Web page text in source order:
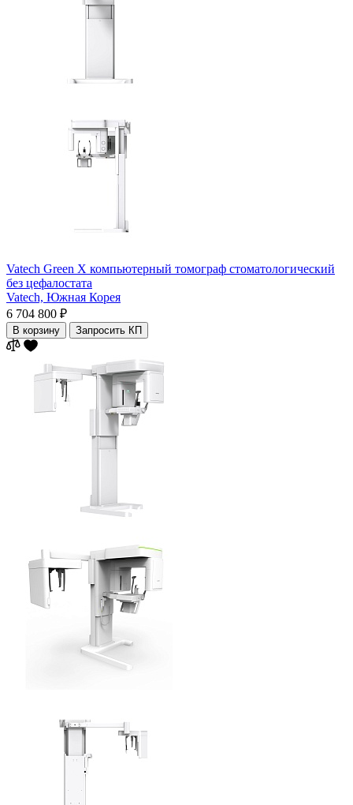
Vatech Green X компьютерный томограф стоматологический
без цефалостата
Vatech, Южная Корея
6 704 800 ₽
В корзину Запросить КП